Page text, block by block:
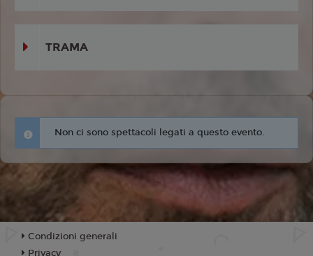
TRAMA
Non ci sono spettacoli legati a questo evento.
Condizioni generali
Privacy